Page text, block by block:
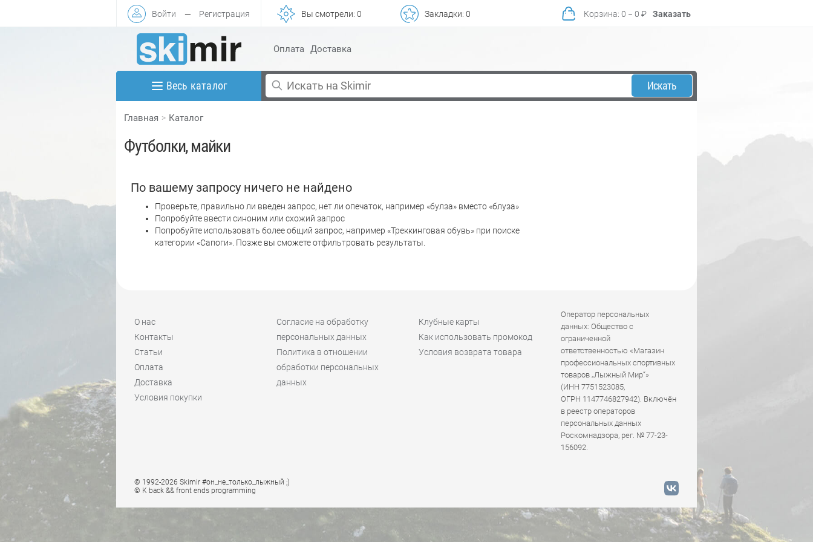
Войти — Регистрация Вы смотрели: 0 Закладки: 0 Корзина: 0 − 0 ₽ Заказать
Оплата Доставка
Весь каталог Искать
Главная Каталог
Футболки, майки
По вашему запросу ничего не найдено
Проверьте, правильно ли введен запрос, нет ли опечаток, например «булза» вместо «блуза»
Попробуйте ввести синоним или схожий запрос
Попробуйте использовать более общий запрос, например «Треккинговая обувь» при поиске
категории «Сапоги». Позже вы сможете отфильтровать результаты.
О нас
Контакты
Статьи
Оплата
Доставка
Условия покупки
Согласие на обработку
персональных данных
Политика в отношении
обработки персональных
данных
Клубные карты
Как использовать промокод
Условия возврата товара
Оператор персональных
данных: Общество с
ограниченной
ответственностью «Магазин
профессиональных спортивных
товаров „Лыжный Мир“»
(ИНН 7751523085,
ОГРН 1147746827942). Включён
в реестр операторов
персональных данных
Роскомнадзора, рег. № 77-23-
156092.
© 1992-2026 Skimir #он_не_только_лыжный ;)
© K back && front ends programming